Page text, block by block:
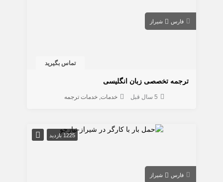
فارس شیراز
تماس بگیرید
ترجمه تخصصی زبان انگلیسی
5 سال قبل خدمات خدمات ترجمه
1225 بازدید
فارس شیراز